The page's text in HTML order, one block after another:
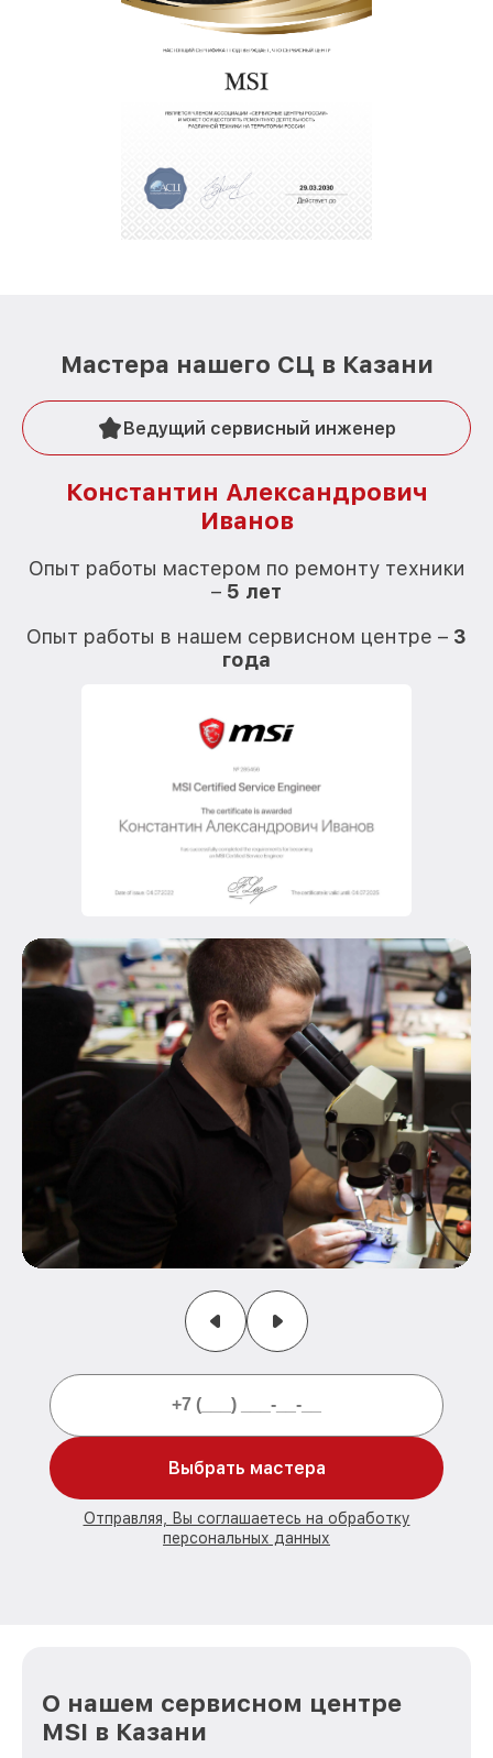
Мастера нашего СЦ в Казани
Ведущий сервисный инженер
Константин Александрович
Иванов
Опыт работы мастером по ремонту техники
– 5 лет
Опыт работы в нашем сервисном центре – 3
года
Выбрать мастера
Отправляя, Вы соглашаетесь на обработку
персональных данных
О нашем сервисном центре
MSI в Казани